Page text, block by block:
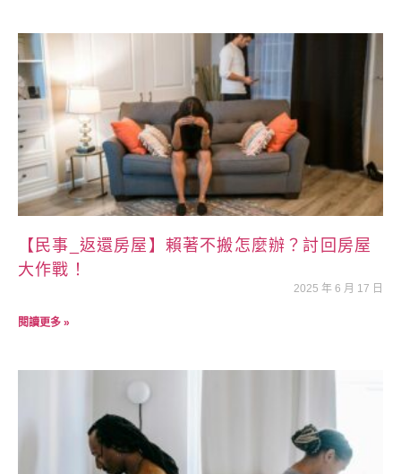
【民事_返還房屋】賴著不搬怎麼辦？討回房屋
大作戰！
2025 年 6 月 17 日
閱讀更多 »